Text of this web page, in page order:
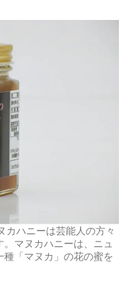
カハニーは芸能人の方々
マヌカハニーは、ニュ
「マヌカ」の花の蜜を